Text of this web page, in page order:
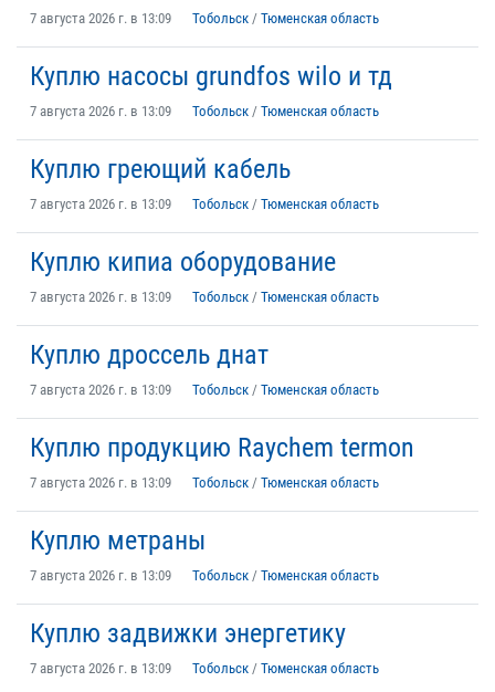
7 августа 2026 г. в 13:09 Тобольск / Тюменская область
Куплю насосы grundfos wilo и тд
7 августа 2026 г. в 13:09 Тобольск / Тюменская область
Куплю греющий кабель
7 августа 2026 г. в 13:09 Тобольск / Тюменская область
Куплю кипиа оборудование
7 августа 2026 г. в 13:09 Тобольск / Тюменская область
Куплю дроссель днат
7 августа 2026 г. в 13:09 Тобольск / Тюменская область
Куплю продукцию Raychem termon
7 августа 2026 г. в 13:09 Тобольск / Тюменская область
Куплю метраны
7 августа 2026 г. в 13:09 Тобольск / Тюменская область
Куплю задвижки энергетику
7 августа 2026 г. в 13:09 Тобольск / Тюменская область